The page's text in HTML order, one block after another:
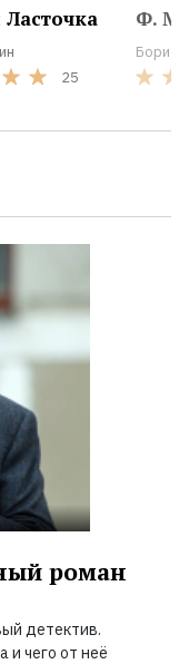
25
Ф. М.
Борис
роман
детектив.
и чего от неё